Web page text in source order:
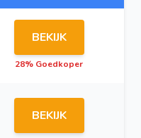
BEKIJK
28% Goedkoper
BEKIJK